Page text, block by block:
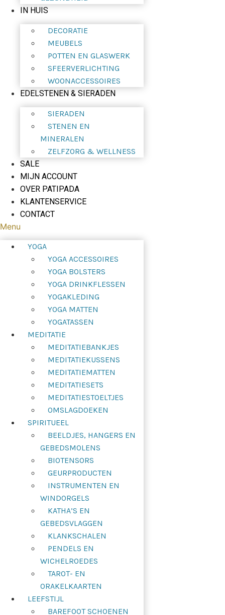
IN HUIS
DECORATIE
MEUBELS
POTTEN EN GLASWERK
SFEERVERLICHTING
WOONACCESSOIRES
EDELSTENEN & SIERADEN
SIERADEN
STENEN EN
MINERALEN
ZELFZORG & WELLNESS
SALE
MIJN ACCOUNT
OVER PATIPADA
KLANTENSERVICE
CONTACT
Menu
YOGA
YOGA ACCESSOIRES
YOGA BOLSTERS
YOGA DRINKFLESSEN
YOGAKLEDING
YOGA MATTEN
YOGATASSEN
MEDITATIE
MEDITATIEBANKJES
MEDITATIEKUSSENS
MEDITATIEMATTEN
MEDITATIESETS
MEDITATIESTOELTJES
OMSLAGDOEKEN
SPIRITUEEL
BEELDJES, HANGERS EN
GEBEDSMOLENS
BIOTENSORS
GEURPRODUCTEN
INSTRUMENTEN EN
WINDORGELS
KATHA’S EN
GEBEDSVLAGGEN
KLANKSCHALEN
PENDELS EN
WICHELROEDES
TAROT- EN
ORAKELKAARTEN
LEEFSTIJL
BAREFOOT SCHOENEN